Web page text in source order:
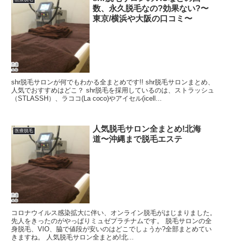
数、永久脱毛なの?効果ない?〜
東京/横浜や大阪の口コミ〜
shr脱毛サロンが何でもわかる全まとめです!! shr脱毛サロンまとめ、
人気でおすすめはどこ？ shr脱毛を採用しているのは、ストラッシュ
（STLASSH）、ラココ(La coco)やアイセル(icell...
医療脱毛
人気脱毛サロン全まとめ!北海
道〜沖縄まで脱毛エステ
コロナウイルス感染拡大に伴い、オンライン脱毛がはじまりました。
先人をきったのがやっぱりミュゼプラチナムです。 脱毛サロンの全
身脱毛、VIO、脇で値段が安いのはどこでしょうか?全部まとめてい
きますね。 人気脱毛サロン全まとめ!北...